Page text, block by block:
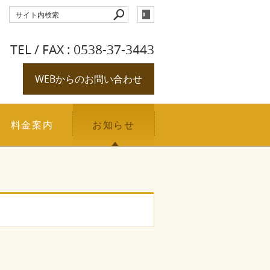
TEL / FAX : 0538-37-3443
WEBからのお問い合わせ
料金案内 お知らせ